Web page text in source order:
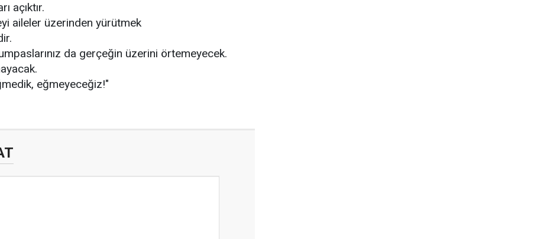
açıktır.
aileler üzerinden yürütmek
da gerçeğin üzerini örtemeyecek.
eğmeyeceğiz!"